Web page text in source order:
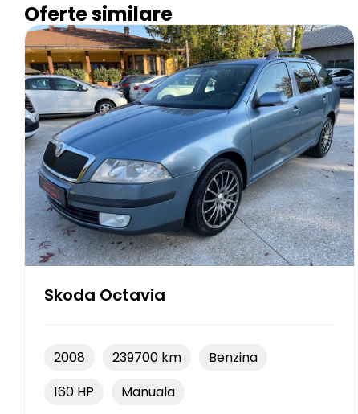
Oferte similare
Skoda Octavia
2008 239700 km
Benzina
160 HP
Manuala